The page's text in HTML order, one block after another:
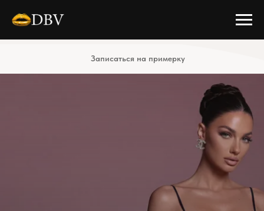
Записаться на примерку